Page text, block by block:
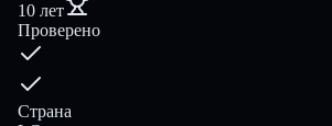
10 лет
Проверено
Страна